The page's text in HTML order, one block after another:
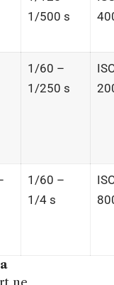
1/500 s
1/60 –
1/250 s
1/60 –
1/4 s